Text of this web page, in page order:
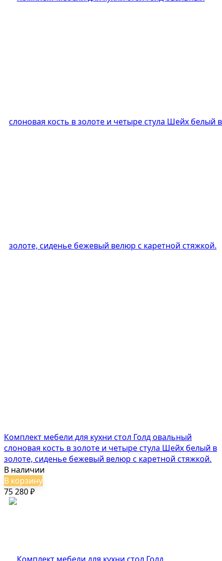
Комплект мебели для кухни стол Голд овальный
слоновая кость в золоте и четыре стула Шейх белый в
золоте, сиденье бежевый велюр с каретной стяжкой.
В наличии
В корзину
75 280 ₽